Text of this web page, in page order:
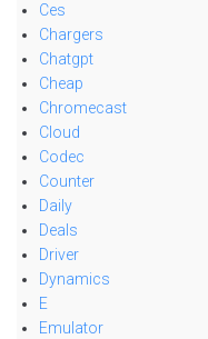
Ces
Chargers
Chatgpt
Cheap
Chromecast
Cloud
Codec
Counter
Daily
Deals
Driver
Dynamics
E
Emulator